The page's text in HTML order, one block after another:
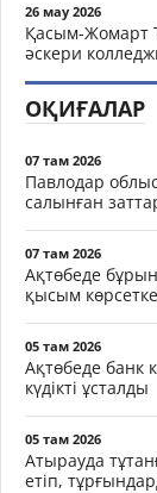
26 мау 2026
Қасым-Жомарт
әскери
ОҚИҒАЛАР
07 там 2026
Павлодар
салынған
07 там 2026
Ақтөбеде
қысым
05 там 2026
Ақтөбеде банк
күдікті ұсталды
05 там 2026
Атырауда
етіп,